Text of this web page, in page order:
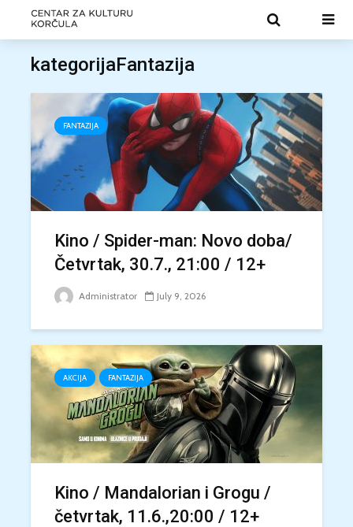
kategorijaFantazija
FANTAZIJA
Kino / Spider-man: Novo doba/
Četvrtak, 30.7., 21:00 / 12+
Administrator July 9, 2026
AKCIJA FANTAZIJA
Kino / Mandalorian i Grogu /
četvrtak, 11.6.,20:00 / 12+